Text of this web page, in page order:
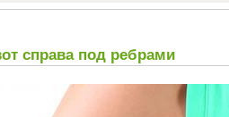
справа под ребрами